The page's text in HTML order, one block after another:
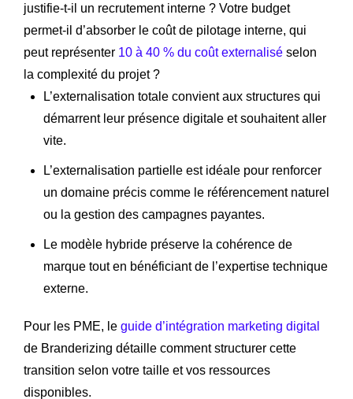
justifie-t-il un recrutement interne ? Votre budget
permet-il d’absorber le coût de pilotage interne, qui
peut représenter 10 à 40 % du coût externalisé selon
la complexité du projet ?
L’externalisation totale convient aux structures qui
démarrent leur présence digitale et souhaitent aller
vite.
L’externalisation partielle est idéale pour renforcer
un domaine précis comme le référencement naturel
ou la gestion des campagnes payantes.
Le modèle hybride préserve la cohérence de
marque tout en bénéficiant de l’expertise technique
externe.
Pour les PME, le guide d’intégration marketing digital
de Branderizing détaille comment structurer cette
transition selon votre taille et vos ressources
disponibles.